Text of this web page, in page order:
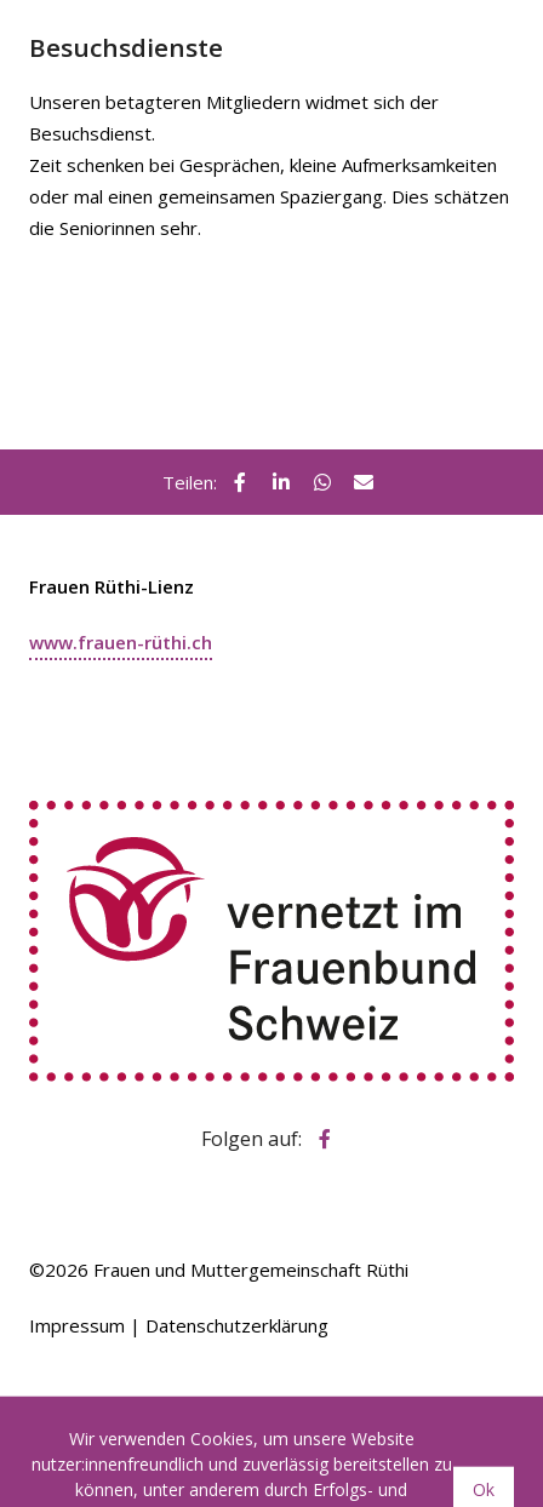
Besuchsdienste
Unseren betagteren Mitgliedern widmet sich der
Besuchsdienst.
Zeit schenken bei Gesprächen, kleine Aufmerksamkeiten
oder mal einen gemeinsamen Spaziergang. Dies schätzen
die Seniorinnen sehr.
Teilen:
Frauen Rüthi-Lienz
www.frauen-rüthi.ch
©2026 Frauen und Muttergemeinschaft Rüthi
Impressum Datenschutzerklärung
Folgen auf:
Wir verwenden Cookies, um unsere Website
nutzer:innenfreundlich und zuverlässig bereitstellen zu
können, unter anderem durch Erfolgs- und
Ok